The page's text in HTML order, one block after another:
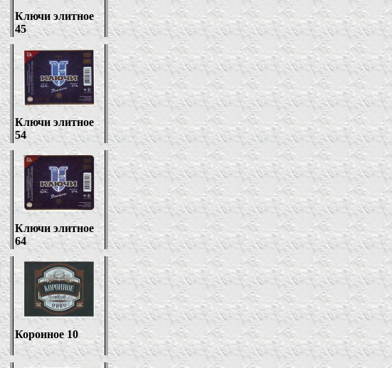
Ключи элитное
45
Ключи элитное
54
Ключи элитное
64
Коронное 10